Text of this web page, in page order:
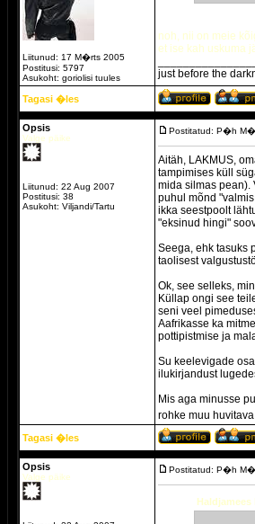
Liitunud: 17 M�rts 2005
Postitusi: 5797
Asukoht: goriolisi tuules
noh, nii on meie
et ise kah uskuma
just before the
Tagasi �les
Opsis
Valge päike
Liitunud: 22 Aug 2007
Postitusi: 38
Asukoht: Viljandi/Tartu
Postitatud: P�h
Aitäh, LAKMUS,
tampimises küll
mida silmas pean).
puhul mõnd
ikka seestpoolt
"eksinud hingi"
Seega, ehk tasuks
taolisest
Ok, see selleks,
Küllap ongi see
seni veel
Aafrikasse ka
pottipistmise ja
Su keelevigade
ilukirjandust
Mis aga minusse
rohke muu
Tagasi �les
Opsis
Valge päike
Postitatud: P�h